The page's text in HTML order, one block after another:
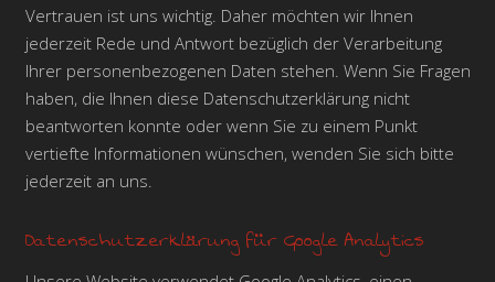
Vertrauen ist uns wichtig. Daher möchten wir Ihnen
jederzeit Rede und Antwort bezüglich der Verarbeitung
Ihrer personenbezogenen Daten stehen. Wenn Sie Fragen
haben, die Ihnen diese Datenschutzerklärung nicht
beantworten konnte oder wenn Sie zu einem Punkt
vertiefte Informationen wünschen, wenden Sie sich bitte
jederzeit an uns.
Datenschutzerklärung für Google Analytics